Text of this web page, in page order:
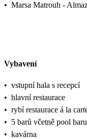
• Marsa Matrouh -
Vybavení
• vstupní hala s recepcí
• hlavní restaurace
• rybí restaurace á la
• 5 barů včetně pool
• kavárna